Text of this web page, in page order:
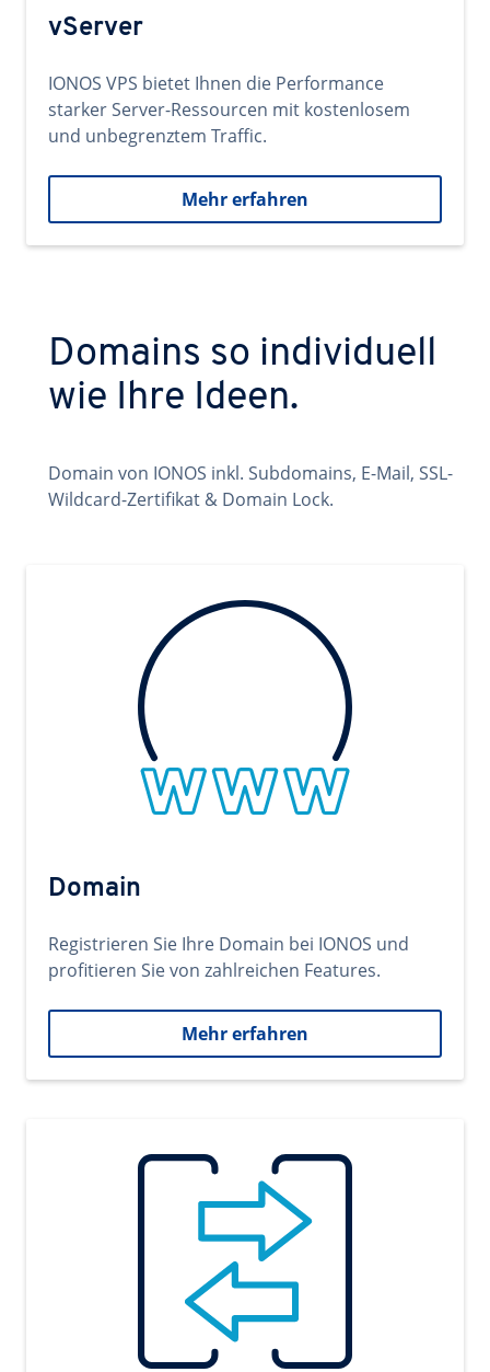
vServer
IONOS VPS bietet Ihnen die Performance
starker Server-Ressourcen mit kostenlosem
und unbegrenztem Traffic.
Mehr erfahren
Domains so individuell
wie Ihre Ideen.
Domain von IONOS inkl. Subdomains, E-Mail, SSL-
Wildcard-Zertifikat & Domain Lock.
Domain
Registrieren Sie Ihre Domain bei IONOS und
profitieren Sie von zahlreichen Features.
Mehr erfahren